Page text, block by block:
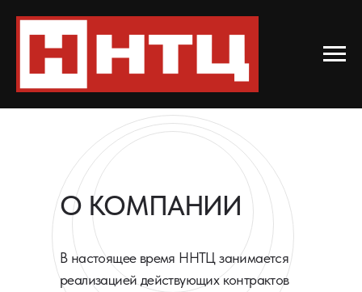
О КОМПАНИИ
В настоящее время ННТЦ занимается
реализацией действующих контрактов